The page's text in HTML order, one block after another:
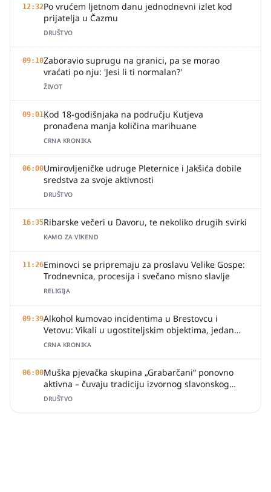
12:32Po vrućem ljetnom danu jednodnevni izlet kod
prijatelja u Čazmu
DRUŠTVO
09:10Zaboravio suprugu na granici, pa se morao
vraćati po nju: 'Jesi li ti normalan?'
ŽIVOT
09:01Kod 18-godišnjaka na području Kutjeva
pronađena manja količina marihuane
CRNA KRONIKA
06:00Umirovljeničke udruge Pleternice i Jakšića dobile
sredstva za svoje aktivnosti
DRUŠTVO
16:35Ribarske večeri u Davoru, te nekoliko drugih svirki
KAMO ZA VIKEND
11:26Eminovci se pripremaju za proslavu Velike Gospe:
Trodnevnica, procesija i svečano misno slavlje
RELIGIJA
09:39Alkohol kumovao incidentima u Brestovcu i
Vetovu: Vikali u ugostiteljskim objektima, jedan
zalio djelatnicu pićem
CRNA KRONIKA
06:00Muška pjevačka skupina „Grabarčani“ ponovno
aktivna – čuvaju tradiciju izvornog slavonskog
pjevanja
DRUŠTVO